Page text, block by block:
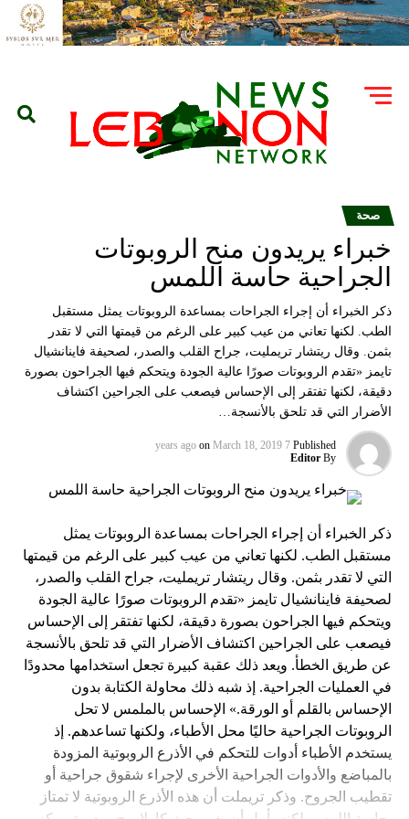
صحة
خبراء يريدون منح الروبوتات
الجراحية حاسة اللمس
ذكر الخبراء أن إجراء الجراحات بمساعدة الروبوتات يمثل مستقبل
الطب. لكنها تعاني من عيب كبير على الرغم من قيمتها التي لا تقدر
بثمن. وقال ريتشار تريمليت، جراح القلب والصدر، لصحيفة فاينانشيال
تايمز «تقدم الروبوتات صورًا عالية الجودة ويتحكم فيها الجراحون بصورة
دقيقة، لكنها تفتقر إلى الإحساس فيصعب على الجراحين اكتشاف
الأضرار التي قد تلحق بالأنسجة…
Published
7 years ago
on March 18, 2019
By
Editor
ذكر الخبراء أن إجراء الجراحات بمساعدة الروبوتات يمثل
مستقبل الطب. لكنها تعاني من عيب كبير على الرغم من قيمتها
التي لا تقدر بثمن. وقال ريتشار تريمليت، جراح القلب والصدر،
لصحيفة فاينانشيال تايمز «تقدم الروبوتات صورًا عالية الجودة
ويتحكم فيها الجراحون بصورة دقيقة، لكنها تفتقر إلى الإحساس
فيصعب على الجراحين اكتشاف الأضرار التي قد تلحق بالأنسجة
عن طريق الخطأ. ويعد ذلك عقبة كبيرة تجعل استخدامها محدودًا
في العمليات الجراحية. إذ شبه ذلك محاولة الكتابة بدون
الإحساس بالقلم أو الورقة.» الإحساس بالملمس لا تحل
الروبوتات الجراحية حاليًا محل الأطباء، ولكنها تساعدهم. إذ
يستخدم الأطباء أدوات للتحكم في الأذرع الروبوتية المزودة
بالمباضع والأدوات الجراحية الأخرى لإجراء شقوق جراحية أو
تقطيب الجروح. وذكر تريملت أن هذه الأذرع الروبوتية لا تمتاز